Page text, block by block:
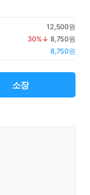
12,500원
30%↓ 8,750원
8,750원
소장